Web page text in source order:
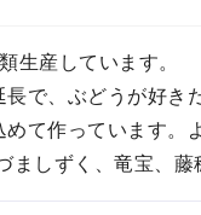
生産しています。
長で、ぶどうが好き
て作っています。
ましずく、竜宝、